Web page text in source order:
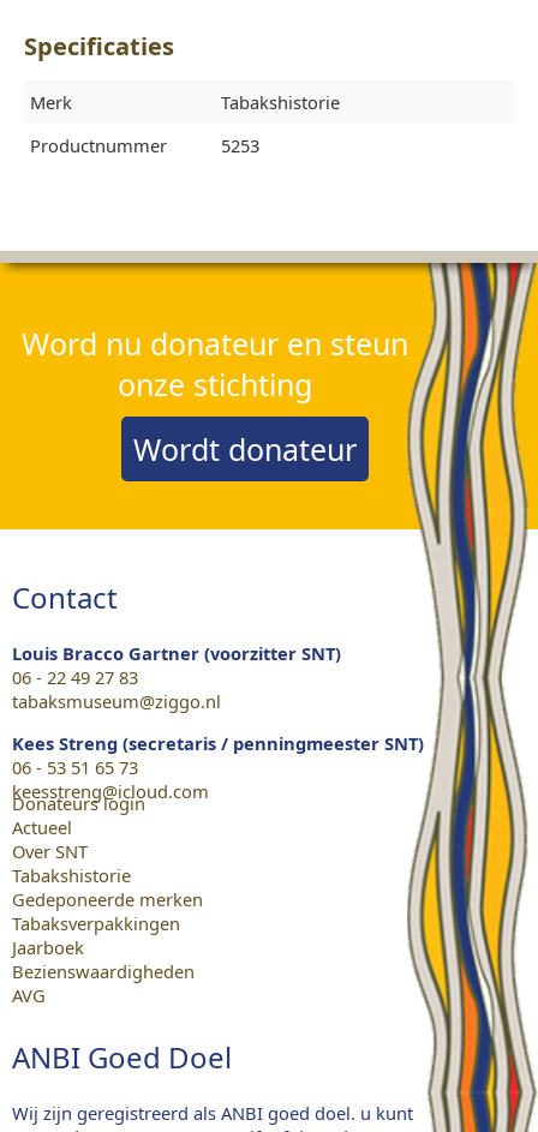
Specificaties
Merk
Tabakshistorie
Productnummer
5253
Word nu donateur en steun
onze stichting
Wordt donateur
Contact
Louis Bracco Gartner (voorzitter SNT)
06 - 22 49 27 83
tabaksmuseum@ziggo.nl
Kees Streng (secretaris / penningmeester SNT)
06 - 53 51 65 73
keesstreng@icloud.com
Donateurs login
Actueel
Over SNT
Tabakshistorie
Gedeponeerde merken
Tabaksverpakkingen
Jaarboek
Bezienswaardigheden
AVG
ANBI Goed Doel
Wij zijn geregistreerd als ANBI goed doel. u kunt